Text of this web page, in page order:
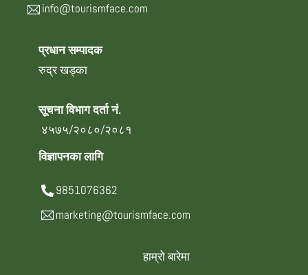
info@tourismface.com
प्रधान सम्पादक
रुद्र खड्का
सूचना विभाग दर्ता नं.
४५७५/२०८०/२०८१
विज्ञापनका लागि
9851076362
marketing@tourismface.com
हाम्रो बारेमा